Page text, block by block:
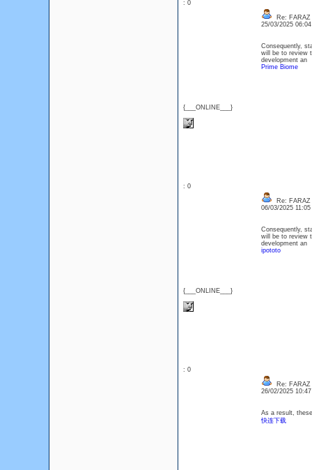
: 0
{___ONLINE___}
Re: FARAZ
25/03/2025
Consequently,
will be to review
development an
Prime Biome
: 0
{___ONLINE___}
Re: FARAZ
06/03/2025
Consequently,
will be to review
development an
ipototo
: 0
Re: FARAZ
26/02/2025
As a result,
快连下载